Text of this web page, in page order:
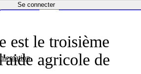
Se connecter
Économie
est le troisième
agricole de